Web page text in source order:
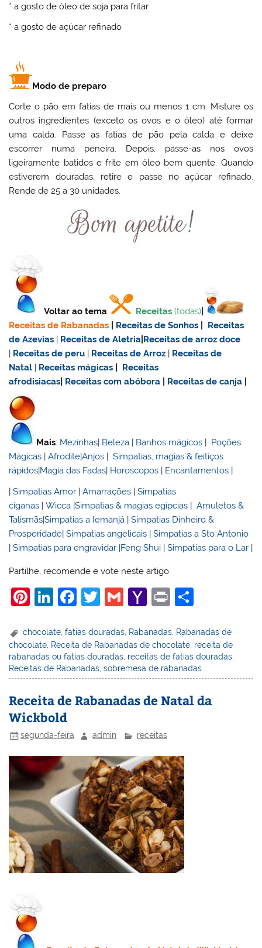
* a gosto de óleo de soja para fritar
* a gosto de açúcar refinado
Modo de preparo
Corte o pão em fatias de mais ou menos 1 cm. Misture os
outros ingredientes (exceto os ovos e o óleo) até formar
uma calda. Passe as fatias de pão pela calda e deixe
escorrer numa peneira. Depois, passe-as nos ovos
ligeiramente batidos e frite em óleo bem quente. Quando
estiverem douradas, retire e passe no açúcar refinado.
Rende de 25 a 30 unidades.
Voltar ao tema: Receitas (todas)
Receitas de Rabanadas
Receitas de Sonhos
Receitas
de Azevias | Receitas de Aletria Receitas dearroz doce
| Receitas de peru | Receitas de Arroz | Receitas de
Natal | Receitas mágicas
Receitas
afrodisiacas Receitas com abóbora Receitas de canja
Mais: Mezinhas| Beleza | Banhos mágicos | Poções
Mágicas |Afrodite|Anjos |Simpatias, magias & feitiços
rápidos|Magia das Fadas| Horoscopos | Encantamentos |
|Simpatias Amor |Amarrações |Simpatias
ciganas |Wicca |Simpatias & magias egípcias |Amuletos &
Talismãs|Simpatias a Iemanjá |Simpatias Dinheiro &
Prosperidade|Simpatias angelicais |Simpatias a Sto Antonio
|Simpatias para engravidar |Feng Shui |Simpatias para o Lar |
Partilhe, recomende e vote neste artigo
Pi
er
e
st
Li
k
e
dI
n
F
c
e
b
o
k
T
itt
er
G
ai
l
Y
h
o
o
M
ai
l
Pr
t
ar
e
chocolate,fatias douradas, Rabanadas, Rabanadas de
chocolate Receita de Rabanadas de chocolate receita de
rabanadas ou fatias douradas receitas de fatias douradas
Receitas de Rabanadas ,sobremesa de rabanadas
Receita de Rabanadas de Natal da
Wickbold
segunda-feira admin receitas